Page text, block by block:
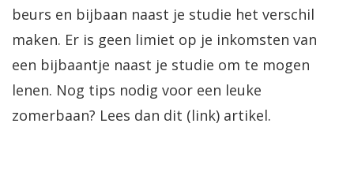
beurs en bijbaan naast je studie het verschil
maken. Er is geen limiet op je inkomsten van
een bijbaantje naast je studie om te mogen
lenen. Nog tips nodig voor een leuke
zomerbaan? Lees dan dit (link) artikel.